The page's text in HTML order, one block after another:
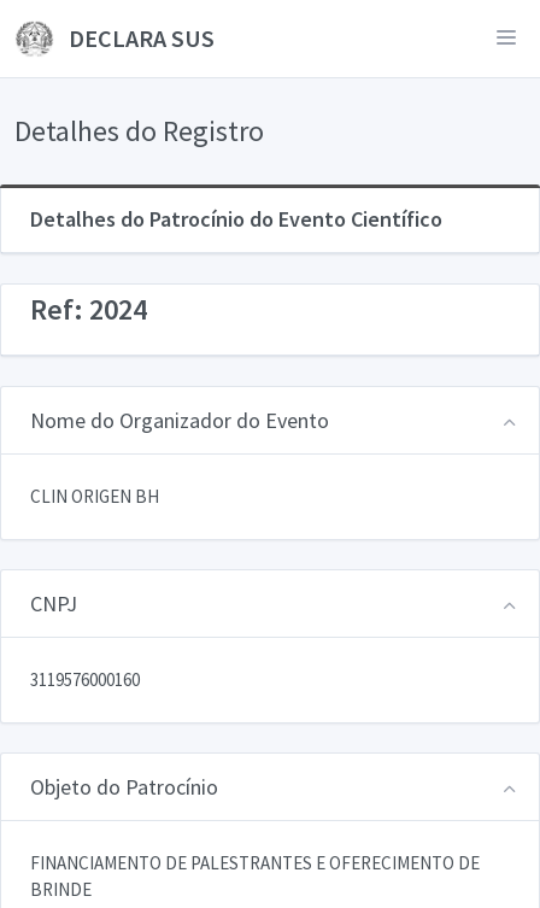
DECLARA SUS
Detalhes do Registro
Detalhes do Patrocínio do Evento Científico
Ref: 2024
Nome do Organizador do Evento
CLIN ORIGEN BH
CNPJ
3119576000160
Objeto do Patrocínio
FINANCIAMENTO DE PALESTRANTES E OFERECIMENTO DE
BRINDE